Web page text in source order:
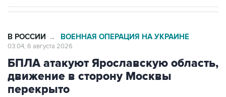
В РОССИИ → ВОЕННАЯ ОПЕРАЦИЯ НА УКРАИНЕ
03:04, 6 августа 2026
БПЛА атакуют Ярославскую область,
движение в сторону Москвы
перекрыто